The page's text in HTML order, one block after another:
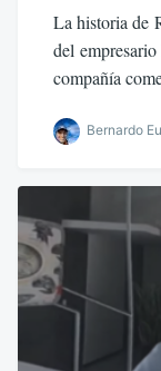
La historia de
del
compañía
Bernardo